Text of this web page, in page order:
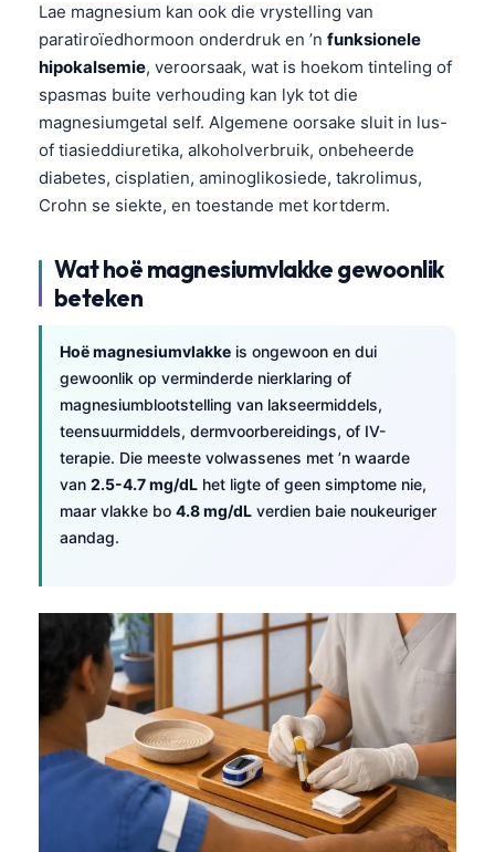
Lae magnesium kan ook die vrystelling van
paratiroïedhormoon onderdruk en ’n funksionele
hipokalsemie, veroorsaak, wat is hoekom tinteling of
spasmas buite verhouding kan lyk tot die
magnesiumgetal self. Algemene oorsake sluit in lus-
of tiasieddiuretika, alkoholverbruik, onbeheerde
diabetes, cisplatien, aminoglikosiede, takrolimus,
Crohn se siekte, en toestande met kortderm.
Wat hoë magnesiumvlakke gewoonlik
beteken
Hoë magnesiumvlakke is ongewoon en dui
gewoonlik op verminderde nierklaring of
magnesiumblootstelling van lakseermiddels,
teensuurmiddels, dermvoorbereidings, of IV-
terapie. Die meeste volwassenes met ’n waarde
van 2.5-4.7 mg/dL het ligte of geen simptome nie,
maar vlakke bo 4.8 mg/dL verdien baie noukeuriger
aandag.